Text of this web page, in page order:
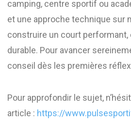
camping, centre sportif ou
et une approche technique sur
construire un court
durable. Pour avancer
conseil dès les premières
Pour approfondir le sujet,
article : https://